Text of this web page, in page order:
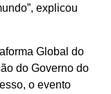
explicou
Global do
do Governo do
o evento